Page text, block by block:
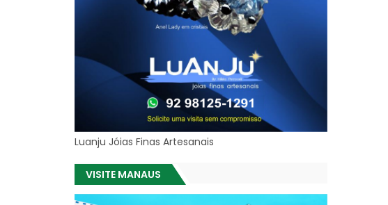
Luanju Jóias Finas Artesanais
VISITE MANAUS